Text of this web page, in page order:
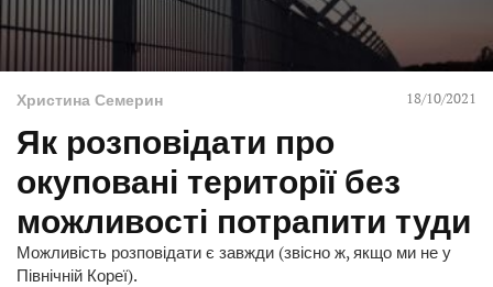
Христина Семерин 18/10/2021
Як розповідати про
окуповані території без
можливості потрапити туди
Можливість розповідати є завжди (звісно ж, якщо ми не у
Північній Кореї).